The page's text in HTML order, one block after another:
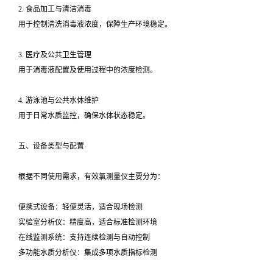
2. 食品加工与清洁消毒
用于控制清洗消毒液浓度，保障生产环境稳定。
3. 医疗及公共卫生管理
用于消毒液配置及使用过程中的浓度检测。
4. 游泳池与公共水体维护
用于日常水质监控，确保水体状态稳定。
五、设备类型与配置
根据不同使用需求，有效氯测量仪主要分为：
便携式设备：轻便灵活，适合现场检测
实验室分析仪：精度高，适合标准检测环境
在线监测系统：支持连续检测与自动控制
多功能水质分析仪：集成多项水质指标检测